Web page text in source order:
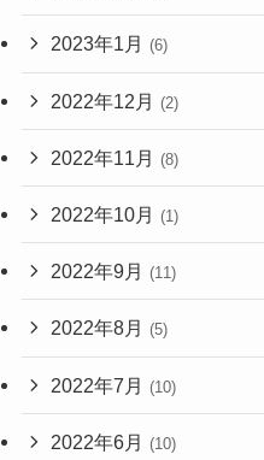
2023年1月 (6)
2022年12月 (2)
2022年11月 (8)
2022年10月 (1)
2022年9月 (11)
2022年8月 (5)
2022年7月 (10)
2022年6月 (10)